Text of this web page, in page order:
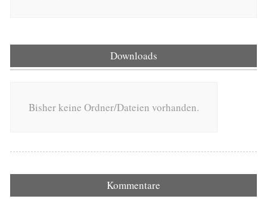
Downloads
Bisher keine Ordner/Dateien vorhanden.
Kommentare